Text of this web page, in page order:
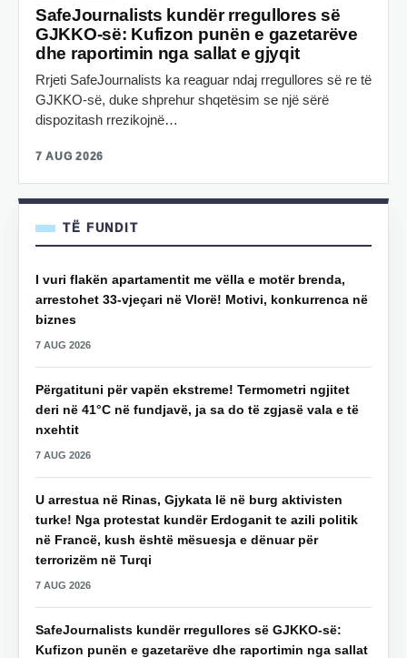
SafeJournalists kundër rregullores së
GJKKO-së: Kufizon punën e gazetarëve
dhe raportimin nga sallat e gjyqit
Rrjeti SafeJournalists ka reaguar ndaj rregullores së re të
GJKKO-së, duke shprehur shqetësim se një sërë
dispozitash rrezikojnë…
7 AUG 2026
TË FUNDIT
I vuri flakën apartamentit me vëlla e motër brenda,
arrestohet 33-vjeçari në Vlorë! Motivi, konkurrenca në
biznes
7 AUG 2026
Përgatituni për vapën ekstreme! Termometri ngjitet
deri në 41°C në fundjavë, ja sa do të zgjasë vala e të
nxehtit
7 AUG 2026
U arrestua në Rinas, Gjykata lë në burg aktivisten
turke! Nga protestat kundër Erdoganit te azili politik
në Francë, kush është mësuesja e dënuar për
terrorizëm në Turqi
7 AUG 2026
SafeJournalists kundër rregullores së GJKKO-së:
Kufizon punën e gazetarëve dhe raportimin nga sallat